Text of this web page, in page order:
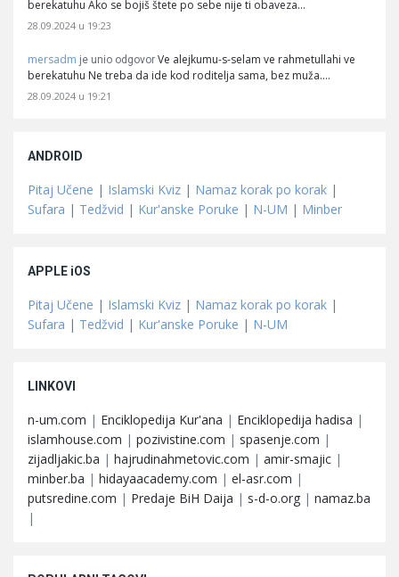
berekatuhu Ako se bojiš štete po sebe nije ti obaveza…
28.09.2024 u 19:23
mersadm je unio odgovor Ve alejkumu-s-selam ve rahmetullahi ve
berekatuhu Ne treba da ide kod roditelja sama, bez muža.…
28.09.2024 u 19:21
ANDROID
Pitaj Učene | Islamski Kviz | Namaz korak po korak |
Sufara | Tedžvid | Kur'anske Poruke | N-UM | Minber
APPLE iOS
Pitaj Učene | Islamski Kviz | Namaz korak po korak |
Sufara | Tedžvid | Kur'anske Poruke | N-UM
LINKOVI
n-um.com | Enciklopedija Kur'ana | Enciklopedija hadisa |
islamhouse.com | pozivistine.com | spasenje.com |
zijadljakic.ba | hajrudinahmetovic.com | amir-smajic |
minber.ba | hidayaacademy.com | el-asr.com |
putsredine.com | Predaje BiH Daija | s-d-o.org | namaz.ba
|